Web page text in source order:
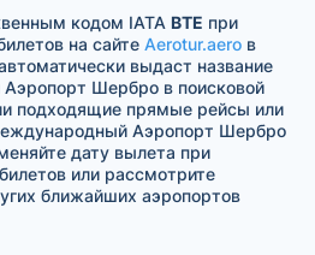
кодом IATA BTE при
на сайте Aerotur.aero в
выдаст название
Шербро в поисковой
подходящие прямые рейсы или
Аэропорт Шербро
дату вылета при
или рассмотрите
ближайших аэропортов